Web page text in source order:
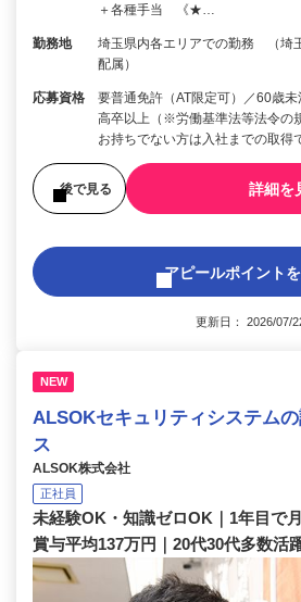
＋各種手当 《★…
勤務地
埼玉県内各エリアでの勤務 （埼
配属）
応募資格
要普通免許（AT限定可）／60歳
高卒以上（※労働基準法等法令の
お持ちでない方は入社までの取得
後で見る 詳細を
アピールポイント
更新日： 2026/07/
NEW
ALSOKセキュリティシステム
ス
ALSOK株式会社
正社員
未経験OK・知識ゼロOK｜1年目で
賞与平均137万円｜20代30代多数活